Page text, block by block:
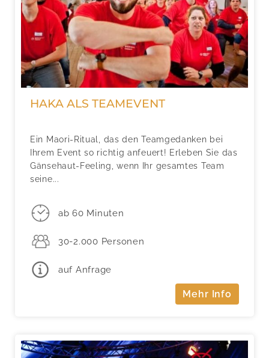
HAKA ALS TEAMEVENT
Ein Maori-Ritual, das den Teamgedanken bei
Ihrem Event so richtig anfeuert! Erleben Sie das
Gänsehaut-Feeling, wenn Ihr gesamtes Team
seine...
ab 60 Minuten
30-2.000 Personen
auf Anfrage
Mehr Info